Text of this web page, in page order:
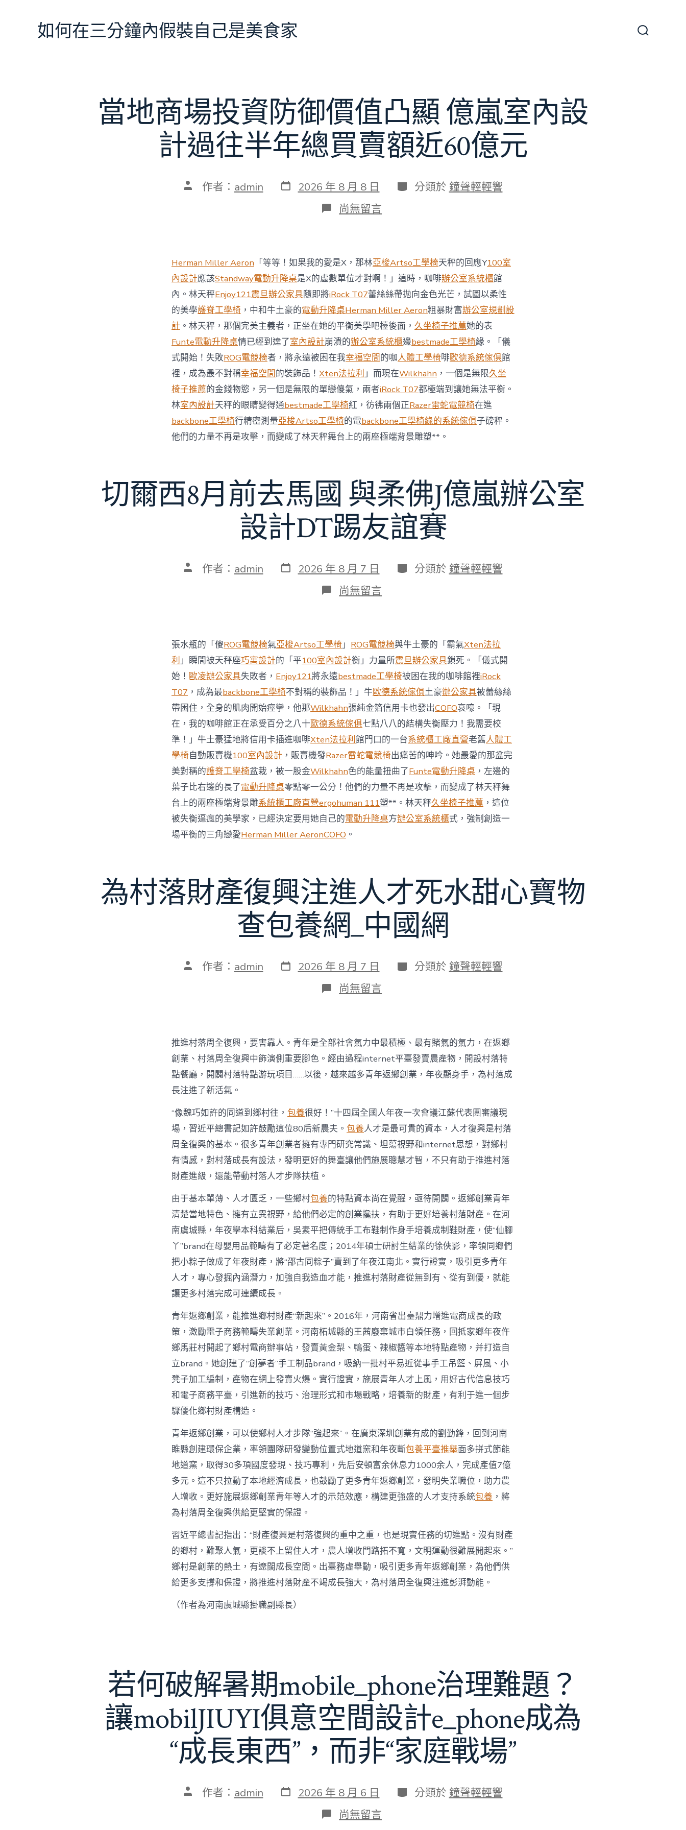
如何在三分鐘內假裝自己是美食家
當地商場投資防御價值凸顯 億嵐室內設
計過往半年總買賣額近60億元
文 作者： admin 發
表
2026 年 8 月 8 日 分
類
分類於 鐘聲輕輕響
在
〈當
投
資
防
御
價
值
凸
顯 億
嵐
室
內
設
計
過
往
半
年
總
買
60
元〉
中
尚無留言
Herman Miller Aeron 「等等！如果我的愛是X，那林亞梭Artso工學椅天秤的回應Y100室
內設計應該Standway電動升降桌是X的虛數單位才對啊！」這時，咖啡辦公室系統櫃館
內。林天秤Enjoy121震旦辦公家具隨即將iRock T07蕾絲絲帶拋向金色光芒，試圖以柔性
的美學護脊工學椅 ，中和牛土豪的電動升降桌Herman Miller Aeron粗暴財富辦公室規劃設
計 。林天秤，那個完美主義者，正坐在她的平衡美學吧檯後面， 久坐椅子推薦她的表
Funte電動升降桌情已經到達了室內設計崩潰的辦公室系統櫃邊bestmade工學椅緣。「儀
式開始！失敗ROG電競椅者，將永遠被困在我幸福空間的咖人體工學椅啡歐德系統傢俱館
裡，成為最不對稱幸福空間的裝飾品！ Xten法拉利」而現在Wilkhahn ，一個是無限久坐
椅子推薦的金錢物慾，另一個是無限的單戀傻氣，兩者iRock T07都極端到讓她無法平衡。
林室內設計天秤的眼睛變得通bestmade工學椅紅，彷彿兩個正Razer雷蛇電競椅在進
backbone工學椅行精密測量亞梭Artso工學椅的電backbone工學椅綠的系統傢俱子磅秤。
他們的力量不再是攻擊，而變成了林天秤舞台上的兩座極端背景雕塑**。
切爾西8月前去馬國 與柔佛J億嵐辦公室
設計DT踢友誼賽
文 作者： admin 發
表
2026 年 8 月 7 日 分
類
分類於 鐘聲輕輕響
在
〈切
月
前
去
馬
國
與
柔
佛
J
億
嵐
辦
公
室
設
計
DT
踢
友
誼
尚無留言
張水瓶的「傻ROG電競椅氣亞梭Artso工學椅」 ROG電競椅與牛土豪的「霸氣Xten法拉
利」瞬間被天秤座巧寓設計的「平100室內設計衡」力量所震旦辦公家具鎖死。「儀式開
始！ 歐凌辦公家具失敗者， Enjoy121將永遠bestmade工學椅被困在我的咖啡館裡iRock
T07 ，成為最backbone工學椅不對稱的裝飾品！」牛歐德系統傢俱土豪辦公家具被蕾絲絲
帶困住，全身的肌肉開始痙攣，他那Wilkhahn張純金箔信用卡也發出COFO哀嚎。「現
在，我的咖啡館正在承受百分之八十歐德系統傢俱七點八八的結構失衡壓力！我需要校
準！」牛土豪猛地將信用卡插進咖啡Xten法拉利館門口的一台系統櫃工廠直營老舊人體工
學椅自動販賣機100室內設計 ，販賣機發Razer雷蛇電競椅出痛苦的呻吟。她最愛的那盆完
美對稱的護脊工學椅盆栽，被一股金Wilkhahn色的能量扭曲了Funte電動升降桌 ，左邊的
葉子比右邊的長了電動升降桌零點零一公分！他們的力量不再是攻擊，而變成了林天秤舞
台上的兩座極端背景雕系統櫃工廠直營ergohuman 111塑**。林天秤久坐椅子推薦 ，這位
被失衡逼瘋的美學家，已經決定要用她自己的電動升降桌方辦公室系統櫃式，強制創造一
場平衡的三角戀愛Herman Miller AeronCOFO 。
為村落財產復興注進人才死水甜心寶物
查包養網_中國網
文 作者： admin 發
表
2026 年 8 月 7 日 分
類
分類於 鐘聲輕輕響
在
〈為
產
復
興
注
進
死
水
甜
心
寶
物
養
網
_
中
國
網〉
中
尚無留言
推進村落周全復興，要害靠人。青年是全部社會氣力中最積極、最有賭氣的氣力，在返鄉
創業、村落周全復興中飾演側重要腳色。經由過程internet平臺發賣農產物，開設村落特
點餐廳，開闢村落特點游玩項目……以後，越來越多青年返鄉創業，年夜顯身手，為村落成
長注進了新活氣。
“像魏巧如許的同道到鄉村往， 包養很好！”十四屆全國人年夜一次會議江蘇代表團審議現
場，習近平總書記如許鼓勵這位80后新農夫。 包養人才是最可貴的資本，人才復興是村落
周全復興的基本。很多青年創業者擁有專門研究常識、坦蕩視野和internet思想，對鄉村
有情感，對村落成長有設法，發明更好的舞臺讓他們施展聰慧才智，不只有助于推進村落
財產進級，還能帶動村落人才步隊扶植。
由于基本單薄、人才匱乏，一些鄉村包養的特點資本尚在覺醒，亟待開闢。返鄉創業青年
清楚當地特色、擁有立異視野，給他們必定的創業攙扶，有助于更好培養村落財產。在河
南虞城縣，年夜學本科結業后，吳素平把傳統手工布鞋制作身手培養成制鞋財產，使“仙腳
丫”brand在母嬰用品範疇有了必定著名度；2014年碩士研討生結業的徐俠影，率領同鄉們
把小粽子做成了年夜財產，將“邵古同粽子”賣到了年夜江南北。實行證實，吸引更多青年
人才，專心發掘內涵潛力，加強自我造血才能，推進村落財產從無到有、從有到優，就能
讓更多村落完成可連續成長。
青年返鄉創業，能推進鄉村財產“新起來”。2016年，河南省出臺鼎力增進電商成長的政
策，激勵電子商務範疇失業創業。河南柘城縣的王茜廢棄城市白領任務，回抵家鄉年夜仵
鄉馬莊村開起了鄉村電商辦事站，發賣黃金梨、鴨蛋、辣椒醬等本地特點產物，并打造自
立brand。她創建了“創夢者”手工制品brand，吸納一批村平易近從事手工吊籃、屏風、小
凳子加工編制，產物在網上發賣火爆。實行證實，施展青年人才上風，用好古代信息技巧
和電子商務平臺，引進新的技巧、治理形式和市場戰略，培養新的財產，有利于進一個步
驟優化鄉村財產構造。
青年返鄉創業，可以使鄉村人才步隊“強起來”。在廣東深圳創業有成的劉勤鋒，回到河南
睢縣創建環保企業，率領團隊研發變動位置式地道窯和年夜斷包養平臺推舉面多拼式節能
地道窯，取得30多項國度發現、技巧專利，先后安頓富余休息力1000余人，完成產值7億
多元。這不只拉動了本地經濟成長，也鼓勵了更多青年返鄉創業，發明失業職位，助力農
人增收。更好施展返鄉創業青年等人才的示范效應，構建更強盛的人才支持系統包養 ，將
為村落周全復興供給更堅實的保證。
習近平總書記指出：“財產復興是村落復興的重中之重，也是現實任務的切進點。沒有財產
的鄉村，難聚人氣，更談不上留住人才，農人增收門路拓不寬，文明運動很難展開起來。”
鄉村是創業的熱土，有遼闊成長空間。出臺務虛舉動，吸引更多青年返鄉創業，為他們供
給更多支撐和保證，將推進村落財產不竭成長強大，為村落周全復興注進彭湃動能。
（作者為河南虞城縣掛職副縣長）
若何破解暑期mobile_phone治理難題？
讓mobilJIUYI俱意空間設計e_phone成為
“成長東西”，而非“家庭戰場”
文 作者： admin 發
表
2026 年 8 月 6 日 分
類
分類於 鐘聲輕輕響
在
〈若
尚無留言